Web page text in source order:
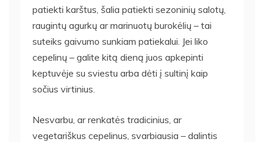
patiekti karštus, šalia patiekti sezoninių salotų,
raugintų agurkų ar marinuotų burokėlių – tai
suteiks gaivumo sunkiam patiekalui. Jei liko
cepelinų – galite kitą dieną juos apkepinti
keptuvėje su sviestu arba dėti į sultinį kaip
sočius virtinius.
Nesvarbu, ar renkatės tradicinius, ar
vegetariškus cepelinus, svarbiausia – dalintis